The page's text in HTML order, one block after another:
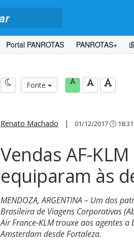
Portal PANROTAS PANROTAS+
Fonte
Renato Machado | 01/12/2017 18:31
Vendas AF-
equiparam às
MENDOZA, ARGENTINA – Um dos
Brasileira de Viagens Corporativas
Air France-KLM trouxe aos agentes
Amsterdam desde Fortaleza.